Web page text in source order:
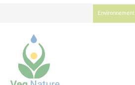
Environnement